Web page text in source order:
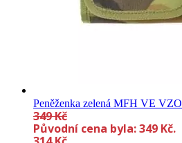
Peněženka zelená MFH VE
349Kč
Původní cena byla: 349 Kč.